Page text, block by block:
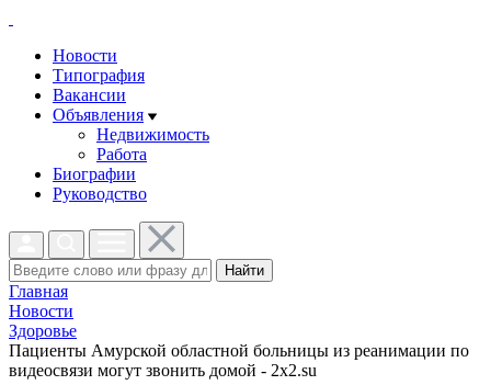
Новости
Типография
Вакансии
Объявления
Недвижимость
Работа
Биографии
Руководство
Найти
Главная
Новости
Здоровье
Пациенты Амурской областной больницы из реанимации по
видеосвязи могут звонить домой - 2x2.su